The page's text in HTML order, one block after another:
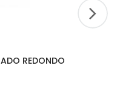
REDONDO